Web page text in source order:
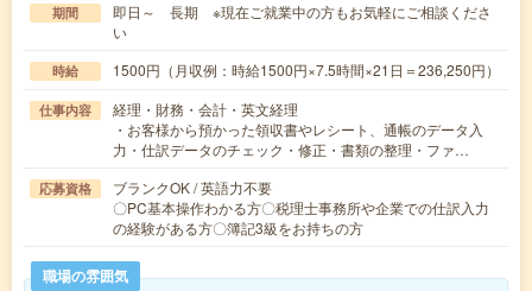
期間
即日～ 長期 ※現在ご就業中の方もお気軽にご相談くださ
い
時給 1500円（月収例：時給1500円×7.5時間×21日＝236,250円）
仕事内容
経理・財務・会計・英文経理
・お客様から預かった領収書やレシート、通帳のデータ入
力・仕訳データのチェック・修正・書類の整理・ファ…
応募資格
ブランクOK / 英語力不要
〇PC基本操作わかる方〇税理士事務所や企業での仕訳入力
の経験がある方〇簿記3級をお持ちの方
職場の雰囲気